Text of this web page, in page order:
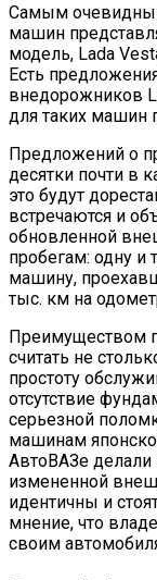
Самым
машин
модель, Lada
Есть
внедорожников
для таких машин
Предложений о
десятки почти в
это будут
встречаются и
обновленной
пробегам: одну и
машину,
тыс. км на
Преимуществом
считать не
простоту
отсутствие
серьезной
машинам
АвтоВАЗе делали
измененной
идентичны и
мнение, что
своим